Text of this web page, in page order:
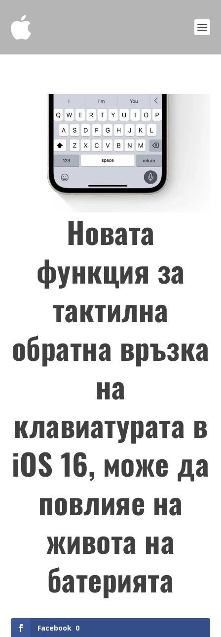
Новата
функция за
тактилна
обратна връзка
на
клавиатурата в
iOS 16, може да
повлияе на
живота на
батерията
Facebook 0